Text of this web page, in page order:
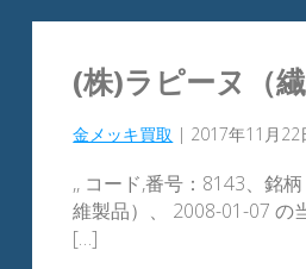
(株)ラピーヌ（繊
金メッキ買取 | 2017年11月22
,, コード,番号：8143、銘
維製品）、 2008-01-07 の
[…]